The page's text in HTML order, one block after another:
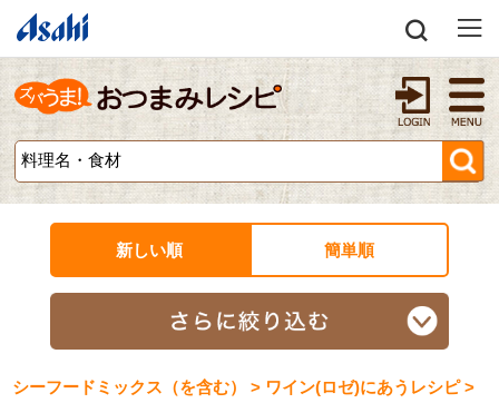
新しい順 簡単順
シーフードミックス（を含む） > ワイン(ロゼ)にあうレシピ >